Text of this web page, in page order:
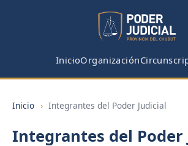
InicioOrganización
Inicio › Integrantes del Poder Judicial
Integrantes del Poder